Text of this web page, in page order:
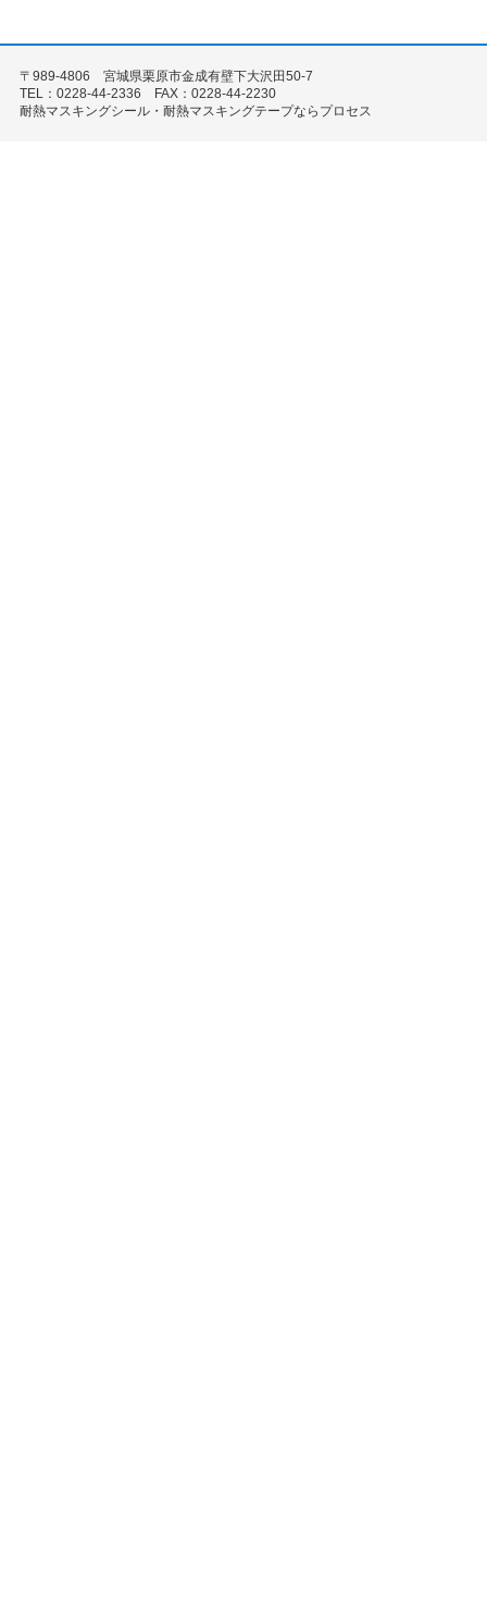
〒989-4806 宮城県栗原市金成有壁下大沢田50-7
TEL：0228-44-2336 FAX：0228-44-2230
耐熱マスキングシール・耐熱マスキングテープならプロセス